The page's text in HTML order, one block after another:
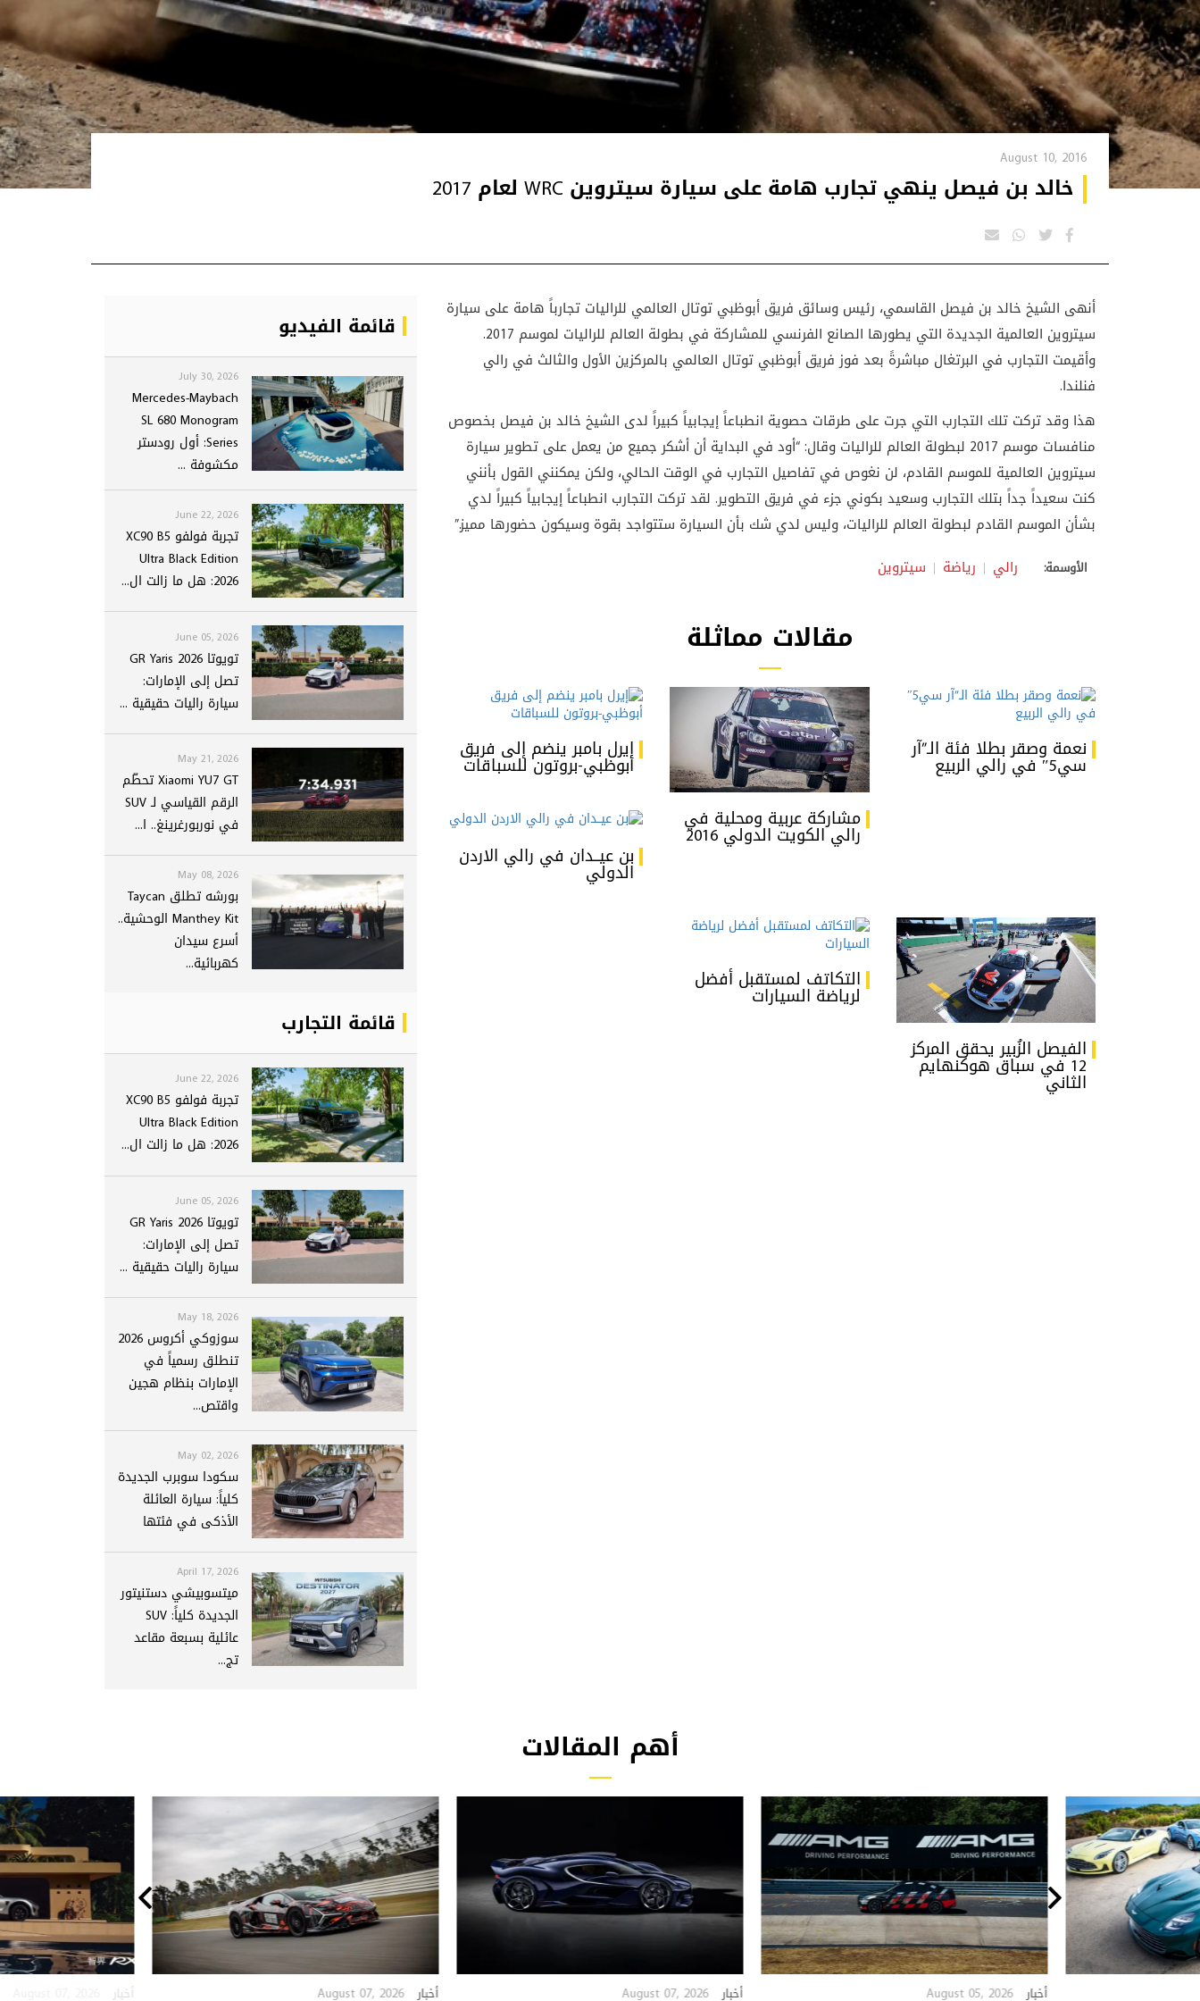
August 10, 2016
خالد بن فيصل ينهي تجارب هامة على سيارة سيتروين WRC لعام 2017
أنهى الشيخ خالد بن فيصل القاسمي، رئيس وسائق فريق أبوظبي توتال العالمي للراليات تجارباً هامة على سيارة
سيتروين العالمية الجديدة التي يطورها الصانع الفرنسي للمشاركة في بطولة العالم للراليات لموسم 2017.
وأقيمت التجارب في البرتغال مباشرةً بعد فوز فريق أبوظبي توتال العالمي بالمركزين الأول والثالث في رالي
فنلندا.
هذا وقد تركت تلك التجارب التي جرت على طرقات حصوية انطباعاً إيجابياً كبيراً لدى الشيخ خالد بن فيصل بخصوص
منافسات موسم 2017 لبطولة العالم للراليات وقال: “أود في البداية أن أشكر جميع من يعمل على تطوير سيارة
سيتروين العالمية للموسم القادم، لن نغوص في تفاصيل التجارب في الوقت الحالي، ولكن يمكنني القول بأنني
كنت سعيداً جداً بتلك التجارب وسعيد بكوني جزء في فريق التطوير. لقد تركت التجارب انطباعاً إيجابياً كبيراً لدي
بشأن الموسم القادم لبطولة العالم للراليات، وليس لدي شك بأن السيارة ستتواجد بقوة وسيكون حضورها مميز.”
الأوسمة: رالي رياضة سيتروين
مقالات مماثلة
نعمة وصقر بطلا فئة الـ”آر
سي5″ في رالي الربيع
مشاركة عربية ومحلية في
رالي الكويت الدولي 2016
إيرل بامبر ينضم إلى فريق
أبوظبي-بروتون للسباقات
بن عيــدان في رالي الاردن
الدولي
الفيصل الزُبير يحقق المركز
12 في سباق هوكنهايم
الثاني
التكاتف لمستقبل أفضل
لرياضة السيارات
قائمة الفيديو
July 30, 2026
Mercedes-Maybach
SL 680 Monogram
Series: أول رودستر
مكشوفة ...
June 22, 2026
تجربة فولفو XC90 B5
Ultra Black Edition
2026: هل ما زالت ال...
June 05, 2026
تويوتا GR Yaris 2026
تصل إلى الإمارات:
سيارة راليات حقيقية ...
May 21, 2026
Xiaomi YU7 GT تحطّم
الرقم القياسي لـ SUV
في نوربورغرينغ.. ا...
May 08, 2026
بورشه تطلق Taycan
Manthey Kit الوحشية..
أسرع سيدان
كهربائية...
قائمة التجارب
June 22, 2026
تجربة فولفو XC90 B5
Ultra Black Edition
2026: هل ما زالت ال...
June 05, 2026
تويوتا GR Yaris 2026
تصل إلى الإمارات:
سيارة راليات حقيقية ...
May 18, 2026
سوزوكي أكروس 2026
تنطلق رسمياً في
الإمارات بنظام هجين
واقتص...
May 02, 2026
سكودا سوبرب الجديدة
كلياً: سيارة العائلة
الأذكى في فئتها
April 17, 2026
ميتسوبيشي دستنيتور
الجديدة كلياً: SUV
عائلية بسبعة مقاعد
تج...
أهم المقالات
أخبار August 05, 2026 أخبار August 07, 2026 أخبار August 07, 2026 أخبار